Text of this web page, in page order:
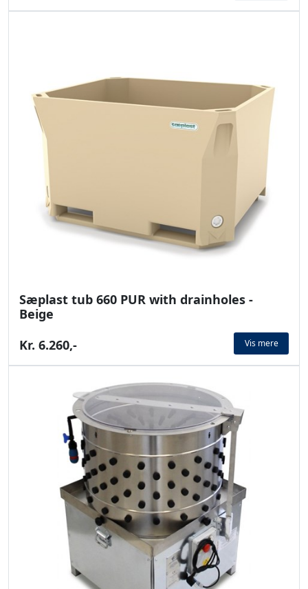
Sæplast tub 660 PUR with drainholes -
Beige
Kr. 6.260,-
Vis mere